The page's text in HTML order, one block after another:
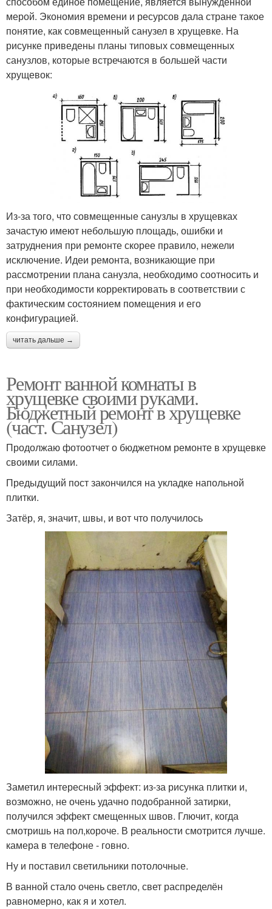
мерой. Экономия времени и ресурсов дала стране такое
понятие, как совмещенный санузел в хрущевке. На
рисунке приведены планы типовых совмещенных
санузлов, которые встречаются в большей части
хрущевок:
Из-за того, что совмещенные санузлы в хрущевках
зачастую имеют небольшую площадь, ошибки и
затруднения при ремонте скорее правило, нежели
исключение. Идеи ремонта, возникающие при
рассмотрении плана санузла, необходимо соотносить и
при необходимости корректировать в соответствии с
фактическим состоянием помещения и его
конфигурацией.
читать дальше →
Ремонт ванной комнаты в
хрущевке своими руками.
Бюджетный ремонт в хрущевке
(част. Санузел)
Продолжаю фотоотчет о бюджетном ремонте в хрущевке
своими силами.
Предыдущий пост закончился на укладке напольной
плитки.
Затёр, я, значит, швы, и вот что получилось
Заметил интересный эффект: из-за рисунка плитки и,
возможно, не очень удачно подобранной затирки,
получился эффект смещенных швов. Глючит, когда
смотришь на пол,короче. В реальности смотрится лучше.
камера в телефоне - говно.
Ну и поставил светильники потолочные.
В ванной стало очень светло, свет распределён
равномерно, как я и хотел.